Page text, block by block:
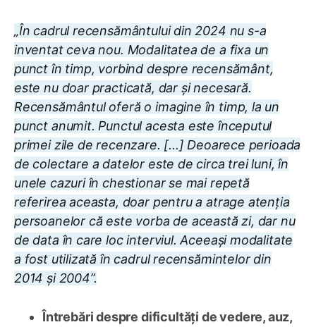
„În cadrul recensământului din 2024 nu s-a
inventat ceva nou. Modalitatea de a fixa un
punct în timp, vorbind despre recensământ,
este nu doar practicată, dar și necesară.
Recensământul oferă o imagine în timp, la un
punct anumit. Punctul acesta este începutul
primei zile de recenzare. [...] Deoarece perioada
de colectare a datelor este de circa trei luni, în
unele cazuri în chestionar se mai repetă
referirea aceasta, doar pentru a atrage atenția
persoanelor că este vorba de această zi, dar nu
de data în care loc interviul. Aceeași modalitate
a fost utilizată în cadrul recensămintelor din
2014 și 2004”.
Întrebări despre dificultăți de vedere, auz,